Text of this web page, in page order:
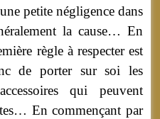
petite négligence dans
la cause… En
règle à respecter est
de porter sur soi les
qui peuvent
En commençant par